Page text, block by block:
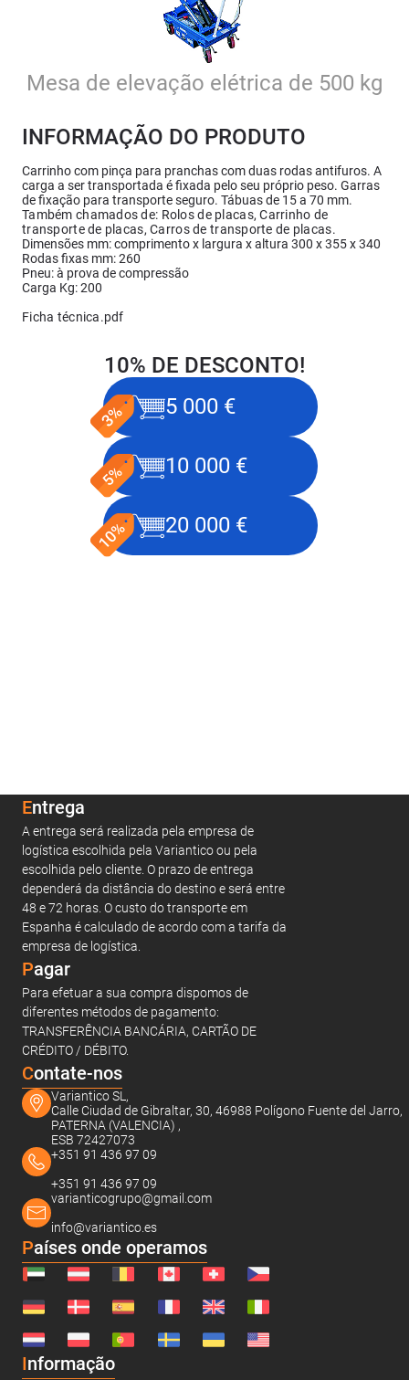
Mesa de elevação elétrica de 500 kg
INFORMAÇÃO DO PRODUTO
Carrinho com pinça para pranchas com duas rodas antifuros. A
carga a ser transportada é fixada pelo seu próprio peso. Garras
de fixação para transporte seguro. Tábuas de 15 a 70 mm.
Também chamados de: Rolos de placas, Carrinho de
transporte de placas, Carros de transporte de placas.
Dimensões mm: comprimento x largura x altura 300 x 355 x 340
Rodas fixas mm: 260
Pneu: à prova de compressão
Carga Kg: 200
Ficha técnica.pdf
10% DE DESCONTO!
5 000 €
10 000 €
20 000 €
Entrega
A entrega será realizada pela empresa de
logística escolhida pela Variantico ou pela
escolhida pelo cliente. O prazo de entrega
dependerá da distância do destino e será entre
48 e 72 horas. O custo do transporte em
Espanha é calculado de acordo com a tarifa da
empresa de logística.
Pagar
Para efetuar a sua compra dispomos de
diferentes métodos de pagamento:
TRANSFERÊNCIA BANCÁRIA, CARTÃO DE
CRÉDITO / DÉBITO.
Contate-nos
Variantico SL,
Calle Ciudad de Gibraltar, 30, 46988 Polígono Fuente del Jarro,
PATERNA (VALENCIA) ,
ESB 72427073
+351 91 436 97 09
+351 91 436 97 09
varianticogrupo@gmail.com
info@variantico.es
Países onde operamos
Informação